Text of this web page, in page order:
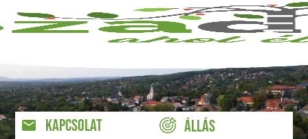
KAPCSOLAT
ÁLLÁS